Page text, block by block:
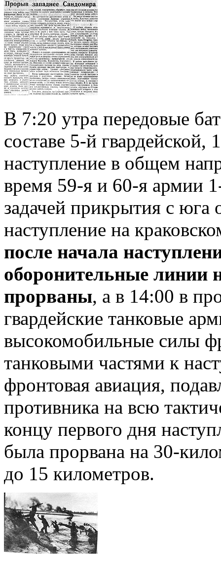
В 7:20 утра передовые
составе 5-й
наступление в общем
время 59-я и 60-я армии
задачей прикрытия с юга
наступление на
после начала
оборонительные линии
прорваны, а в 14:00 в
гвардейские танковые
высокомобильные силы
танковыми частями к
фронтовая авиация,
противника на всю
концу первого дня
была прорвана на 30-
до 15 километров.